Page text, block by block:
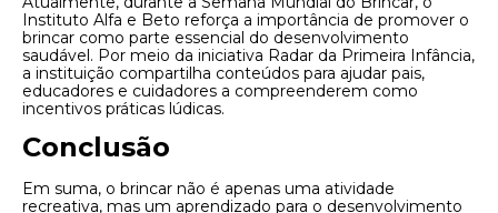
Instituto Alfa e Beto reforça a importância de promover o
brincar como parte essencial do desenvolvimento
saudável. Por meio da iniciativa Radar da Primeira Infância,
a instituição compartilha conteúdos para ajudar pais,
educadores e cuidadores a compreenderem como
incentivos práticas lúdicas.
Conclusão
Em suma, o brincar não é apenas uma atividade
recreativa, mas um aprendizado para o desenvolvimento